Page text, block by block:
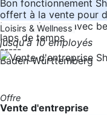
Bon fonctionnement
offert à la vente pour
bar est devenu avec
laps de temps
-----
Baden-Württemberg
Loisirs & Wellness
jusqu'à 10 employés
Offre
Vente d'entreprise